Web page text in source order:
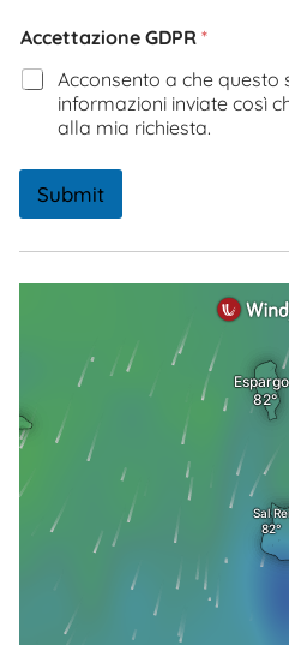
Accettazione GDPR *
Acconsento a che questo
informazioni inviate così
alla mia richiesta.
Submit